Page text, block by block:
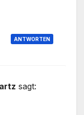
ANTWORTEN
sagt: